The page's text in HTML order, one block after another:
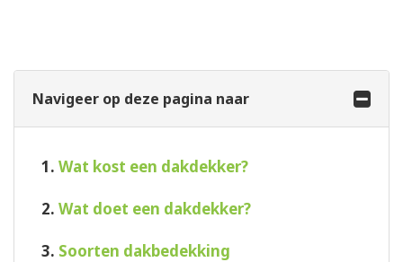
Navigeer op deze pagina naar
1. Wat kost een dakdekker?
2. Wat doet een dakdekker?
3. Soorten dakbedekking